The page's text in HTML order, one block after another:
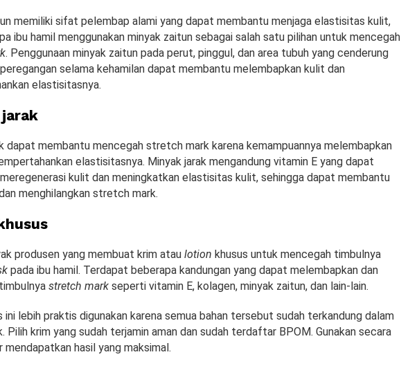
memiliki sifat pelembap alami yang dapat membantu menjaga elastisitas kulit,
ibu hamil menggunakan minyak zaitun sebagai salah satu pilihan untuk mencegah
. Penggunaan minyak zaitun pada perut, pinggul, dan area tubuh yang cenderung
selama kehamilan dapat membantu melembapkan kulit dan
elastisitasnya.
dapat membantu mencegah stretch mark karena kemampuannya melembapkan
elastisitasnya. Minyak jarak mengandung vitamin E yang dapat
kulit dan meningkatkan elastisitas kulit, sehingga dapat membantu
menghilangkan stretch mark.
produsen yang membuat krim atau lotion khusus untuk mencegah timbulnya
pada ibu hamil. Terdapat beberapa kandungan yang dapat melembapkan dan
stretch mark seperti vitamin E, kolagen, minyak zaitun, dan lain-lain.
ini lebih praktis digunakan karena semua bahan tersebut sudah terkandung dalam
Pilih krim yang sudah terjamin aman dan sudah terdaftar BPOM. Gunakan secara
mendapatkan hasil yang maksimal.